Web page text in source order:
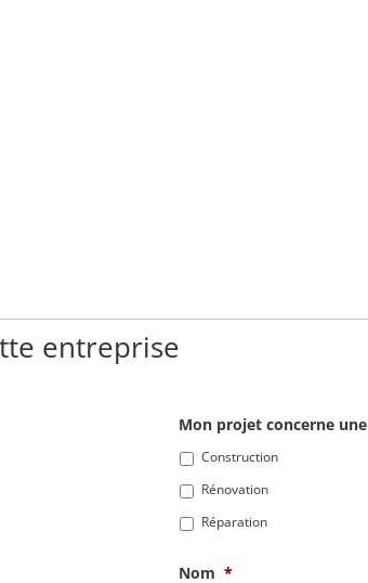
entreprise
Mon projet concerne une
Construction
Rénovation
Réparation
Nom *